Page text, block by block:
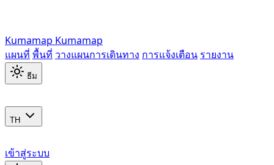
Kumamap Kumamap
แผนที่ พื้นที่ วางแผนการเดินทาง การแจ้งเตือน รายงาน
ธีม
TH
เข้าสู่ระบบ